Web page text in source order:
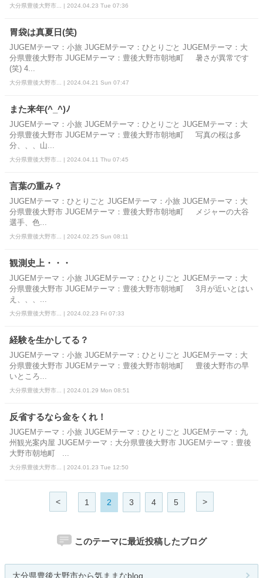
大分県豊後大野市... | 2024.04.23 Tue 07:36
胃袋は真夏日(笑)
JUGEMテーマ：小旅 JUGEMテーマ：ひとりごと JUGEMテーマ：大
分県豊後大野市 JUGEMテーマ：豊後大野市朝地町 暑さが異常です
(笑) 4...
大分県豊後大野市... | 2024.04.21 Sun 07:47
また来年(^_^)ﾉ
JUGEMテーマ：小旅 JUGEMテーマ：ひとりごと JUGEMテーマ：大
分県豊後大野市 JUGEMテーマ：豊後大野市朝地町 写真の桜は多
分、、、山...
大分県豊後大野市... | 2024.04.11 Thu 07:45
言葉の重み？
JUGEMテーマ：ひとりごと JUGEMテーマ：小旅 JUGEMテーマ：大
分県豊後大野市 JUGEMテーマ：豊後大野市朝地町 メジャーの大谷
選手、色...
大分県豊後大野市... | 2024.02.25 Sun 08:11
観測史上・・・
JUGEMテーマ：小旅 JUGEMテーマ：ひとりごと JUGEMテーマ：大
分県豊後大野市 JUGEMテーマ：豊後大野市朝地町 3月が近いとはい
え、、、...
大分県豊後大野市... | 2024.02.23 Fri 07:33
経験を生かしてる？
JUGEMテーマ：小旅 JUGEMテーマ：ひとりごと JUGEMテーマ：大
分県豊後大野市 JUGEMテーマ：豊後大野市朝地町 豊後大野市の早
いところ...
大分県豊後大野市... | 2024.01.29 Mon 08:51
反省するなら金をくれ！
JUGEMテーマ：小旅 JUGEMテーマ：ひとりごと JUGEMテーマ：九
州観光案内屋 JUGEMテーマ：大分県豊後大野市 JUGEMテーマ：豊後
大野市朝地町 ...
大分県豊後大野市... | 2024.01.23 Tue 12:50
< 1 2 3 4 5 >
このテーマに最近投稿したブログ
大分県豊後大野市から気ままなblog